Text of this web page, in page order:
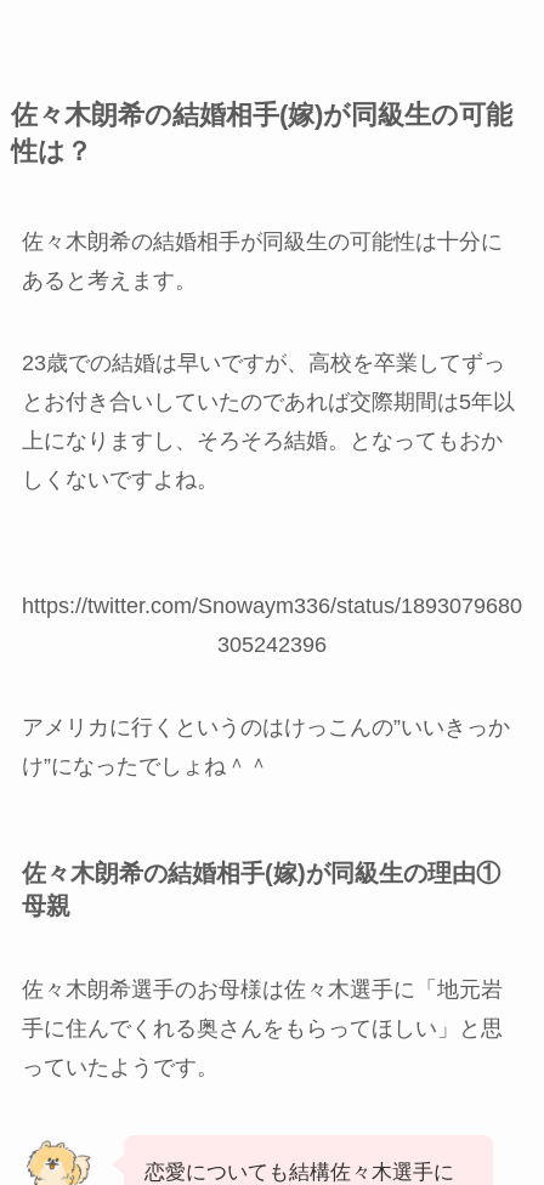
佐々木朗希の結婚相手(嫁)が同級生の可能
性は？
佐々木朗希の結婚相手が同級生の可能性は十分に
あると考えます。
23歳での結婚は早いですが、高校を卒業してずっ
とお付き合いしていたのであれば交際期間は5年以
上になりますし、そろそろ結婚。となってもおか
しくないですよね。
https://twitter.com/Snowaym336/status/1893079680
305242396
アメリカに行くというのはけっこんの”いいきっか
け”になったでしょね＾＾
佐々木朗希の結婚相手(嫁)が同級生の理由①
母親
佐々木朗希選手のお母様は佐々木選手に「地元岩
手に住んでくれる奥さんをもらってほしい」と思
っていたようです。
恋愛についても結構佐々木選手に